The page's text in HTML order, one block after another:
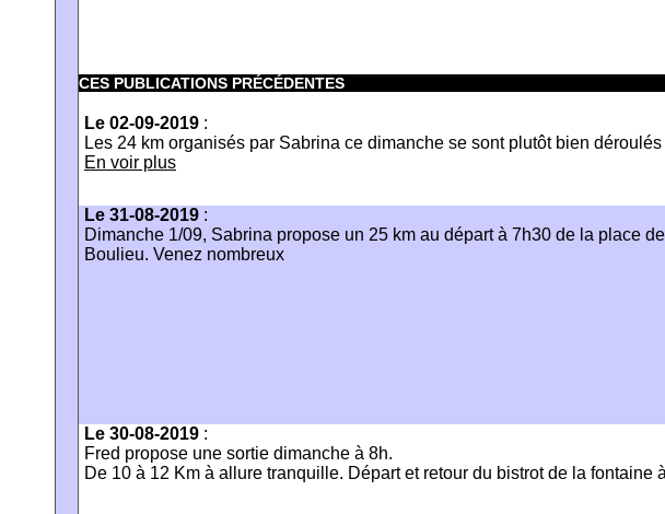
CES PUBLICATIONS PRÉCÉDENTES
Le 02-09-2019 :
Les 24 km organisés par Sabrina ce dimanche se sont plutôt bien déroulés
En voir plus
Le 31-08-2019 :
Dimanche 1/09, Sabrina propose un 25 km au départ à 7h30 de la place
Boulieu. Venez nombreux
Le 30-08-2019 :
Fred propose une sortie dimanche à 8h.
De 10 à 12 Km à allure tranquille. Départ et retour du bistrot de la fontaine